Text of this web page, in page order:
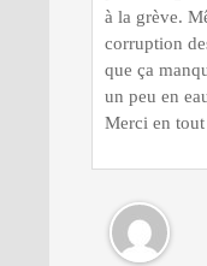
à la grève.
corruption
que ça
un peu en
Merci en tout